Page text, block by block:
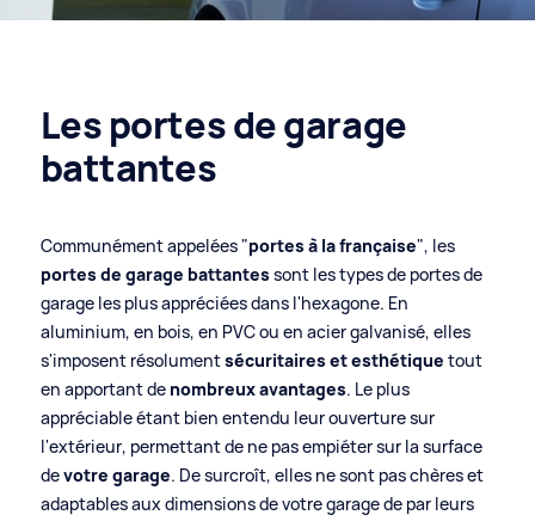
Les portes de garage
battantes
Communément appelées "portes à la française", les
portes de garage battantes sont les types de portes de
garage les plus appréciées dans l'hexagone. En
aluminium, en bois, en PVC ou en acier galvanisé, elles
s'imposent résolumentsécuritaires et esthétique tout
en apportant de nombreux avantages. Le plus
appréciable étant bien entendu leur ouverture sur
l'extérieur, permettant de ne pas empiéter sur la surface
devotre garage. De surcroît, elles ne sont pas chères et
adaptables aux dimensions de votre garage de par leurs